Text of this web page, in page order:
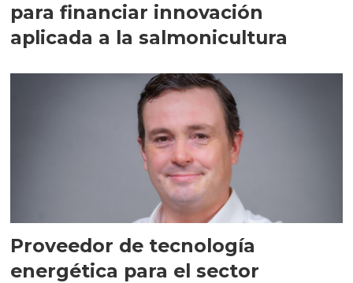
para financiar innovación
aplicada a la salmonicultura
Proveedor de tecnología
energética para el sector